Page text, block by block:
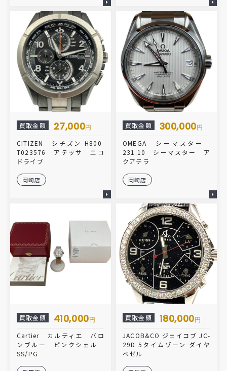
買取金額 27,000円
CITIZEN シチズン H800-
T023576 アテッサ エコ
ドライブ
岡崎店
買取金額 300,000円
OMEGA シーマスター
231.10 シーマスター ア
クアテラ
岡崎店
買取金額 410,000円
Cartier カルティエ バロ
ンブルー ピンクシェル
SS/PG
買取金額 180,000円
JACOB&CO ジェイコブ JC-
29D 5タイムゾーン ダイヤ
ベゼル